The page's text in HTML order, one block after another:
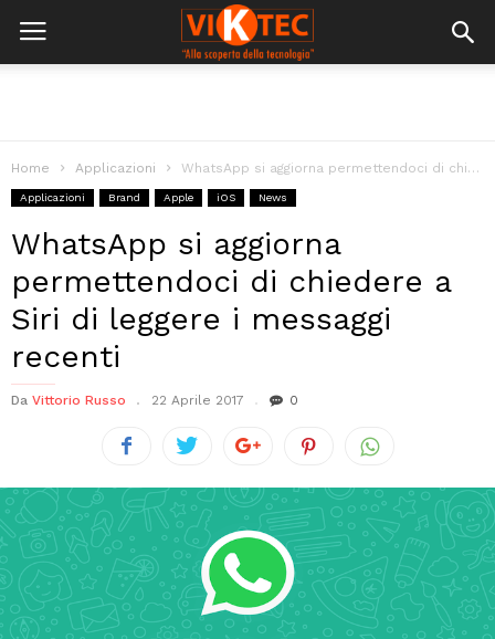
Home Applicazioni WhatsApp si aggiorna permettendoci di chiedere a Siri di leggere i messaggi...
Applicazioni Brand Apple iOS News
WhatsApp si aggiorna
permettendoci di chiedere a
Siri di leggere i messaggi
recenti
Da Vittorio Russo 22 Aprile 2017 0